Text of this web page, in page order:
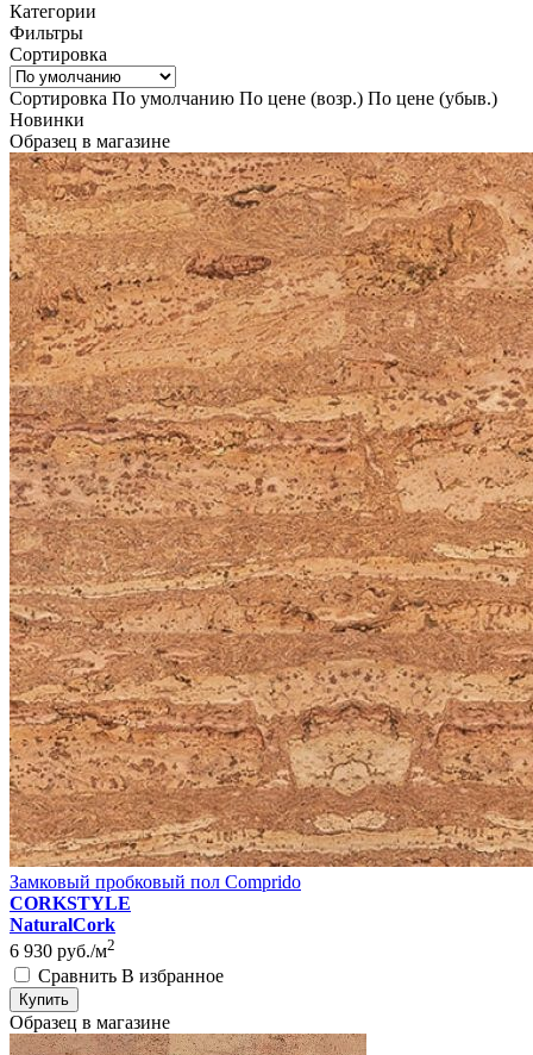
Категории
Фильтры
Сортировка
Сортировка По умолчанию По цене (возр.) По цене (убыв.)
Новинки
Образец в магазине
Замковый пробковый пол Comprido
CORKSTYLE
NaturalCork
6 930 руб./м2
Сравнить В избранное
Купить
Образец в магазине